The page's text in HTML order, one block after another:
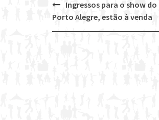
Post
navigation
Ingressos para o show
Porto Alegre, estão à venda